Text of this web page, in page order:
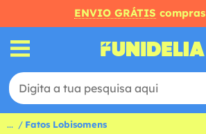
ENVIO GRÁTIS compras
... Fatos Lobisomens